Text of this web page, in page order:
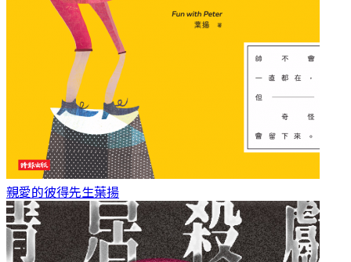
親愛的彼得先生葉揚